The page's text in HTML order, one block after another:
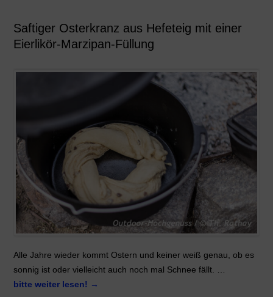
Saftiger Osterkranz aus Hefeteig mit einer
Eierlikör-Marzipan-Füllung
Alle Jahre wieder kommt Ostern und keiner weiß genau, ob es
sonnig ist oder vielleicht auch noch mal Schnee fällt. …
bitte weiter lesen! →